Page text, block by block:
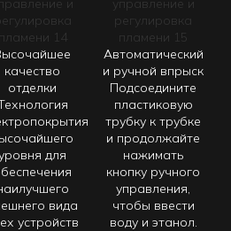
качество
отделки
для
вида
устройств
Автоматический
и ручной впрыск
Подсоедините
пластиковую
трубку к трубке
и продолжайте
нажимать
кнопку ручного
управления,
чтобы ввести
воду и этанол.